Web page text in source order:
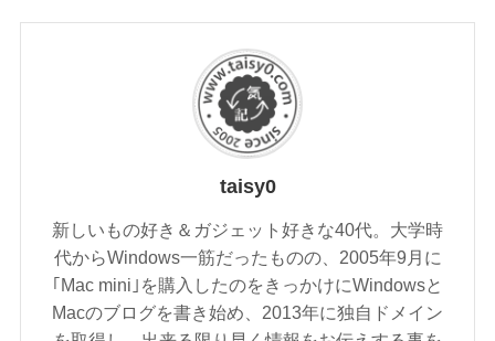
taisy0
新しいもの好き＆ガジェット好きな40代。大学時
代からWindows一筋だったものの、2005年9月に
｢Mac mini｣を購入したのをきっかけにWindowsと
Macのブログを書き始め、2013年に独自ドメイン